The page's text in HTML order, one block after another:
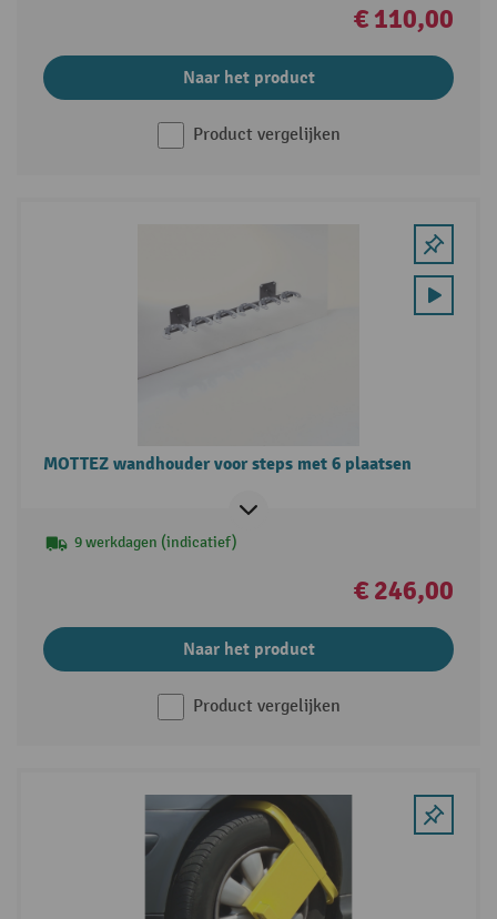
€ 110,00
Naar het product
Product vergelijken
MOTTEZ wandhouder voor steps met 6 plaatsen
9 werkdagen (indicatief)
€ 246,00
Naar het product
Product vergelijken